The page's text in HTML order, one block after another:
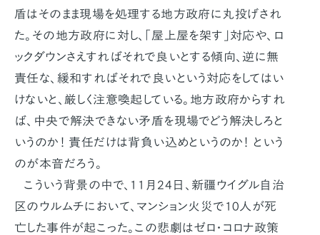
盾はそのまま現場を処理する地方政府に丸投げされ
た。その地方政府に対し、「屋上屋を架す」対応や、ロ
ックダウンさえすればそれで良いとする傾向、逆に無
責任な、緩和すればそれで良いという対応をしてはい
けないと、厳しく注意喚起している。地方政府からすれ
ば、中央で解決できない矛盾を現場でどう解決しろと
いうのか！ 責任だけは背負い込めというのか！ という
のが本音だろう。
こういう背景の中で、11月24日、新疆ウイグル自治
区のウルムチにおいて、マンション火災で10人が死
亡した事件が起こった。この悲劇はゼロ・コロナ政策